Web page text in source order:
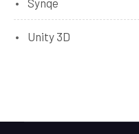
Synqe
Unity 3D